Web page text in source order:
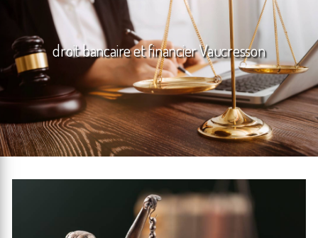
droit bancaire et financier Vaucresson